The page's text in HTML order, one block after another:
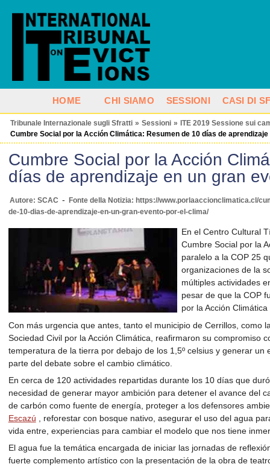
HOME CHI SIAMO SESSIONI CASI DI
Tribunale Internazionale sugli Sfratti » Sessioni » ITE 2019 Sessione sui
Cumbre Social por la Acción Climática: Resumen de 10 días de
Cumbre Social por la Acción
días de aprendizaje en un gran
Autore: SCAC -
Fonte della Notizia: https://www.porlaaccionclimatica.cl/
de-10-dias-de-aprendizaje-en-un-gran-evento-por-el-clima/
En el Centro Cultural
Cumbre Social por la
paralelo a la COP 25
organizaciones de la
múltiples actividades
pesar de que la COP
por la Acción
Con más urgencia que antes, tanto el municipio de Cerrillos, como
Sociedad Civil por la Acción Climática, reafirmaron su compromiso
temperatura de la tierra por debajo de los 1,5º celsius y generar
parte del debate sobre el cambio climático.
En cerca de 120 actividades repartidas durante los 10 días que
necesidad de generar mayor ambición para detener el avance del
de carbón como fuente de energía, proteger a los defensores
Escazú , reforestar con bosque nativo, asegurar el uso del agua
vida entre, experiencias para cambiar el modelo que nos tiene
El agua fue la temática encargada de iniciar las jornadas de
fuerte complemento artístico con la presentación de la obra de